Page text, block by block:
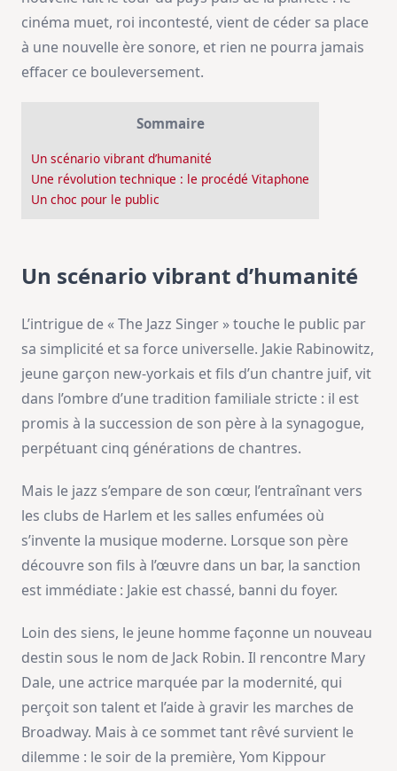
cinéma muet, roi incontesté, vient de céder sa place
à une nouvelle ère sonore, et rien ne pourra jamais
effacer ce bouleversement.
Sommaire
Un scénario vibrant d’humanité
Une révolution technique : le procédé Vitaphone
Un choc pour le public
Un scénario vibrant d’humanité
L’intrigue de « The Jazz Singer » touche le public par
sa simplicité et sa force universelle. Jakie Rabinowitz,
jeune garçon new-yorkais et fils d’un chantre juif, vit
dans l’ombre d’une tradition familiale stricte : il est
promis à la succession de son père à la synagogue,
perpétuant cinq générations de chantres.
Mais le jazz s’empare de son cœur, l’entraînant vers
les clubs de Harlem et les salles enfumées où
s’invente la musique moderne. Lorsque son père
découvre son fils à l’œuvre dans un bar, la sanction
est immédiate : Jakie est chassé, banni du foyer.
Loin des siens, le jeune homme façonne un nouveau
destin sous le nom de Jack Robin. Il rencontre Mary
Dale, une actrice marquée par la modernité, qui
perçoit son talent et l’aide à gravir les marches de
Broadway. Mais à ce sommet tant rêvé survient le
dilemme : le soir de la première, Yom Kippour